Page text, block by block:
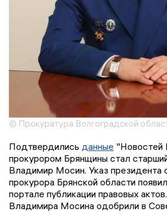
© Прокуратура Волгоградской
Подтвердились данные "Новостей
прокурором Брянщины стал
Владимир Мосин. Указ президента
прокурора Брянской области
портале публикации правовых
Владимира Мосина одобрили в